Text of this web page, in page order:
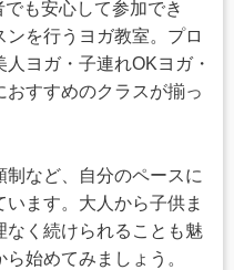
も安心して参加でき
を行うヨガ教室。プロ
ヨガ・子連れOKヨガ・
すすめのクラスが揃っ
制など、自分のペースに
ます。大人から子供ま
なく続けられることも魅
始めてみましょう。